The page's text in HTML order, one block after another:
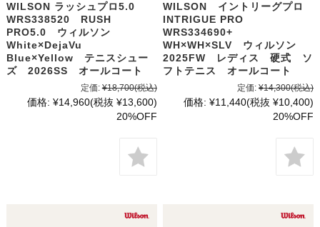
WILSON ラッシュプロ5.0
WRS338520 RUSH
PRO5.0 ウィルソン
White×DejaVu
Blue×Yellow テニスシュー
ズ 2026SS オールコート
定価: ¥18,700(税込)
価格: ¥14,960(税抜 ¥13,600)
20%OFF
WILSON イントリーグプロ
INTRIGUE PRO
WRS334690+
WH×WH×SLV ウィルソン
2025FW レディス 硬式 ソ
フトテニス オールコート
定価: ¥14,300(税込)
価格: ¥11,440(税抜 ¥10,400)
20%OFF